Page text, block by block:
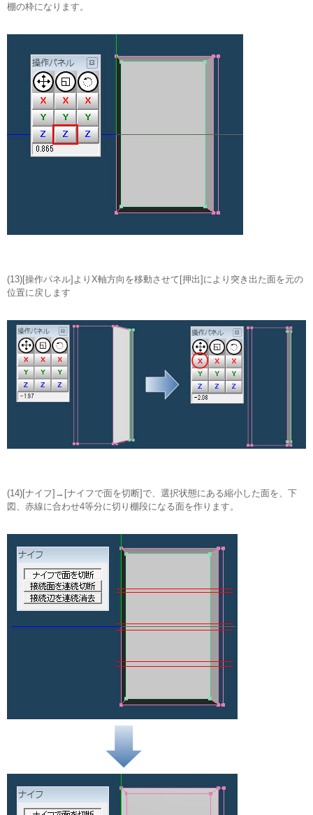
棚の枠になります。
(13)[操作パネル]よりX軸方向を移動させて[押出]により突き出た面を元の
位置に戻します
(14)[ナイフ]→[ナイフで面を切断]で、選択状態にある縮小した面を、下
図、赤線に合わせ4等分に切り棚段になる面を作ります。